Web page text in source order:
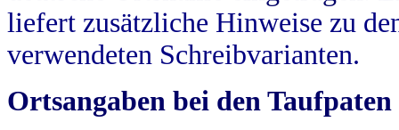
liefert zusätzliche Hinweise zu
verwendeten Schreibvarianten.
Ortsangaben bei den Taufpaten